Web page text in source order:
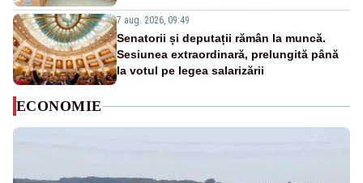
7 aug. 2026, 09:49
Senatorii și deputații rămân la muncă.
Sesiunea extraordinară, prelungită până
la votul pe legea salarizării
ECONOMIE